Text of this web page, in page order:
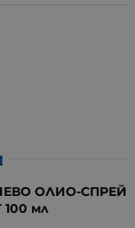
ОЛИО-СПРЕЙ
мл